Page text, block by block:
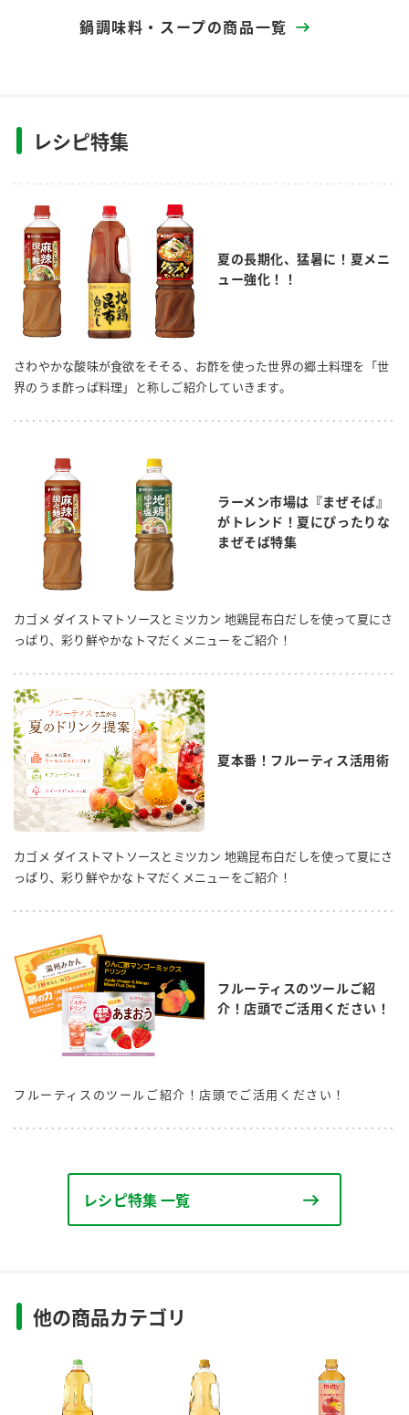
鍋調味料・スープの商品一覧
レシピ特集
夏の長期化、猛暑に！夏メニ
ュー強化！！
さわやかな酸味が食欲をそそる、お酢を使った世界の郷土料理を「世
界のうま酢っぱ料理」と称しご紹介していきます。
ラーメン市場は『まぜそば』
がトレンド！夏にぴったりな
まぜそば特集
カゴメ ダイストマトソースとミツカン 地鶏昆布白だしを使って夏にさ
っぱり、彩り鮮やかなトマだくメニューをご紹介！
夏本番！フルーティス活用術
カゴメ ダイストマトソースとミツカン 地鶏昆布白だしを使って夏にさ
っぱり、彩り鮮やかなトマだくメニューをご紹介！
フルーティスのツールご紹
介！店頭でご活用ください！
フルーティスのツールご紹介！店頭でご活用ください！
レシピ特集 一覧
他の商品カテゴリ